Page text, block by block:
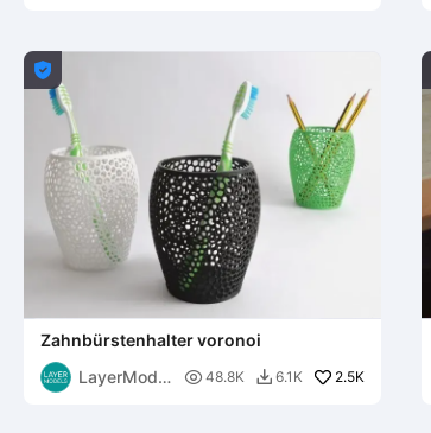

Zahnbürstenhalter voronoi
LayerModel
 48.8K  6.1K 2.5K